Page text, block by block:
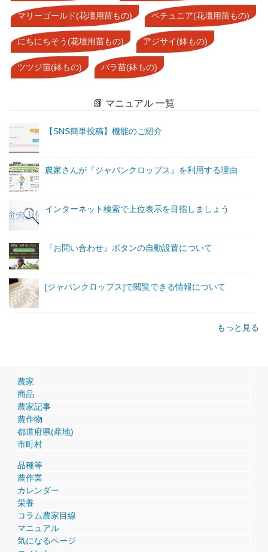
マリーゴールド(花壇用苗もの) ペチュニア(花壇用苗もの)
にちにちそう(花壇用苗もの) アジサイ(鉢もの)
ツツジ苗(鉢もの) バラ苗(鉢もの)
📗 マニュアル 一覧
【SNS簡単投稿】機能のご紹介
農家さんが『ジャパンクロップス』を利用する理由
インターネット検索で上位表示を目指しましょう
『お問い合わせ』ボタンの自動設置について
[ジャパンクロップス]で閲覧できる情報について
もっと見る
農家
商品
農家記事
農作物
都道府県(産地)
市町村
品種等
農作業
カレンダー
栄養
コラム農家目線
マニュアル
気になるページ